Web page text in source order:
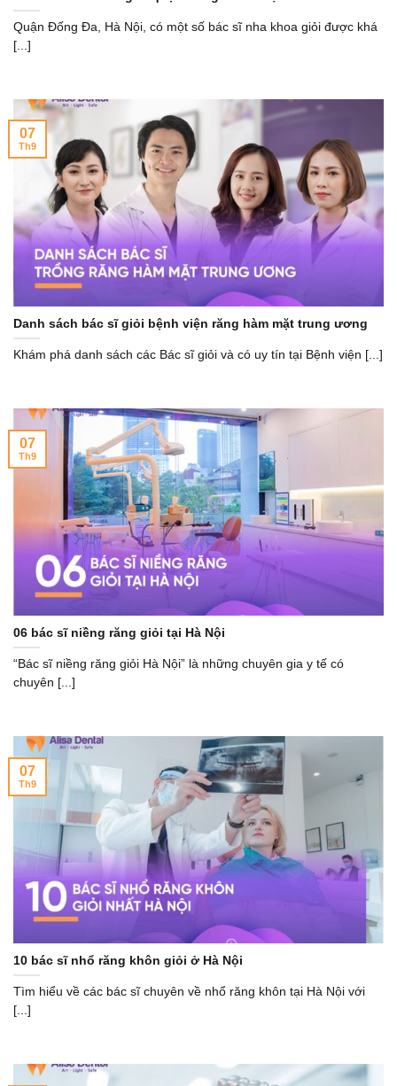
Quận Đống Đa, Hà Nội, có một số bác sĩ nha khoa giỏi được khá
[...]
Danh sách bác sĩ giỏi bệnh viện răng hàm mặt trung ương
Khám phá danh sách các Bác sĩ giỏi và có uy tín tại Bệnh viện [...]
07
Th9
06 bác sĩ niềng răng giỏi tại Hà Nội
“Bác sĩ niềng răng giỏi Hà Nội” là những chuyên gia y tế có
chuyên [...]
07
Th9
10 bác sĩ nhổ răng khôn giỏi ở Hà Nội
Tìm hiểu về các bác sĩ chuyên về nhổ răng khôn tại Hà Nội với
[...]
07
Th9